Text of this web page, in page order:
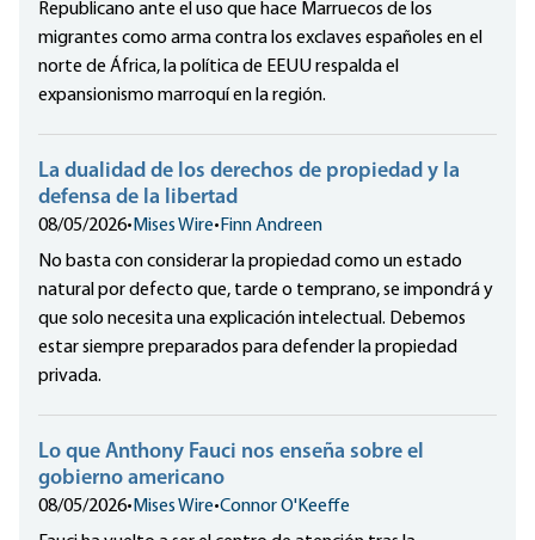
Republicano ante el uso que hace Marruecos de los
migrantes como arma contra los exclaves españoles en el
norte de África, la política de EEUU respalda el
expansionismo marroquí en la región.
La dualidad de los derechos de propiedad y la
defensa de la libertad
08/05/2026• Mises Wire• Finn Andreen
No basta con considerar la propiedad como un estado
natural por defecto que, tarde o temprano, se impondrá y
que solo necesita una explicación intelectual. Debemos
estar siempre preparados para defender la propiedad
privada.
Lo que Anthony Fauci nos enseña sobre el
gobierno americano
08/05/2026• Mises Wire•Connor O'Keeffe